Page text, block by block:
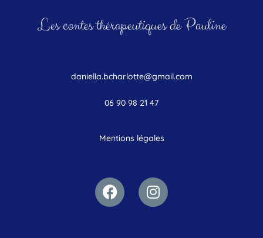
Les contes thérapeutiques de Pauline
daniella.bcharlotte@gmail.com
06 90 98 21 47
Mentions légales